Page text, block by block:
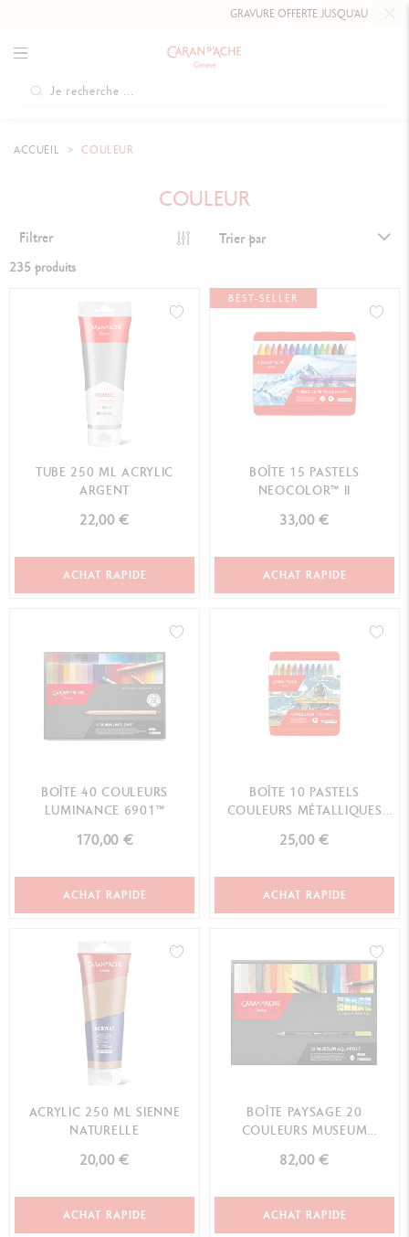
GRAVURE OFFERTE JUSQU'AU10 MAI 2026 INCLUS
ACCUEIL COULEUR
COULEUR
Filtrer Trier par
235 produits
TUBE 250 ML ACRYLIC
ARGENT
22,00 €
ACHAT RAPIDE
BEST-SELLER
BOÎTE 15 PASTELS
NEOCOLOR™ II
33,00 €
ACHAT RAPIDE
BOÎTE 40 COULEURS
LUMINANCE 6901™
170,00 €
ACHAT RAPIDE
BOÎTE 10 PASTELS
COULEURS MÉTALLIQUES
25,00 €
ACHAT RAPIDE
ACRYLIC 250 ML SIENNE
NATURELLE
20,00 €
ACHAT RAPIDE
BOÎTE PAYSAGE 20
COULEURS MUSEUM
82,00 €
ACHAT RAPIDE